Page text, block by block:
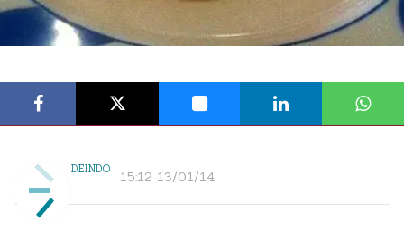
DEINDO 15:12 13/01/14